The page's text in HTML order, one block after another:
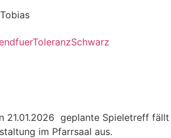
21.01.2026 geplante Spieletreff fällt
im Pfarrsaal aus.